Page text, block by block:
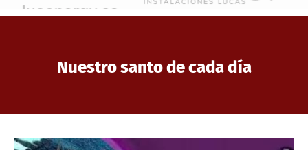
Nuestro santo de cada día